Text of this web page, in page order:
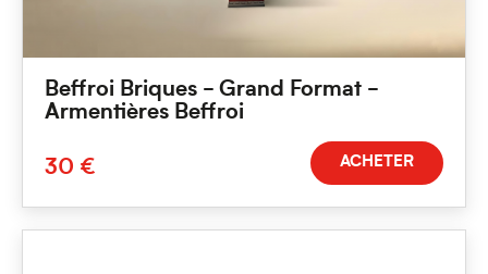
Beffroi Briques - Grand Format -
Armentières Beffroi
30 € ACHETER